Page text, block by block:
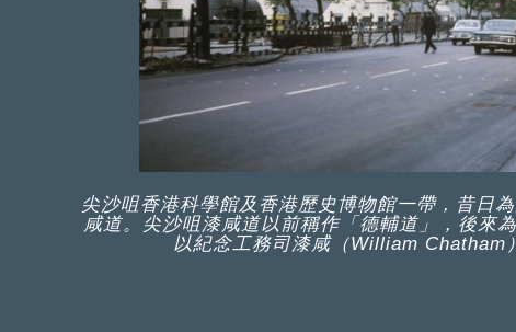
尖沙咀香港科學館及香港歷史博物館一帶，昔日
咸道。尖沙咀漆咸道以前稱作「德輔道」，後來
以紀念工務司漆咸（William Chatham